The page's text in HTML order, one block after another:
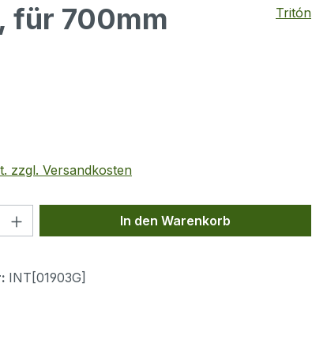
für 700mm
Tritón
zzgl. Versandkosten
Gib den gewünschten Wert
In den Warenkorb
INT[01903G]